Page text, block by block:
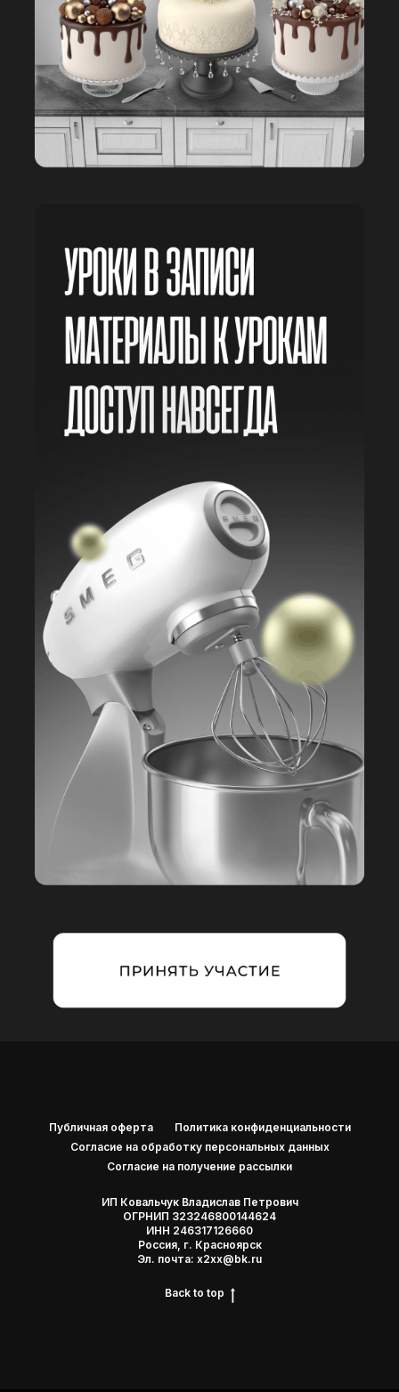
Публичная оферта
Политика конфиденциальности
Согласие на обработку персональных данных
Согласие на получение рассылки
ИП Ковальчук Владислав Петрович
ОГРНИП 323246800144624
ИНН 246317126660
Россия, г. Красноярск
Эл. почта: x2xx@bk.ru
Back to top